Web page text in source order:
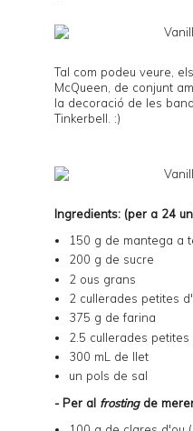
Tal com podeu veure,
McQueen, de conjunt
la decoració de les
Tinkerbell . :)
Ingredients: (per a 24
150 g de mantega a
200 g de sucre
2 ous grans
2 cullerades petites
375 g de farina
2.5 cullerades petites
300 mL de llet
un pols de sal
- Per al frostingde